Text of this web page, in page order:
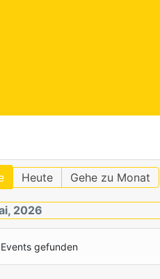
Heute Gehe zu Monat
2026
gefunden